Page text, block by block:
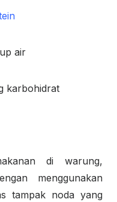
air
karbohidrat
di warung,
menggunakan
tampak noda yang